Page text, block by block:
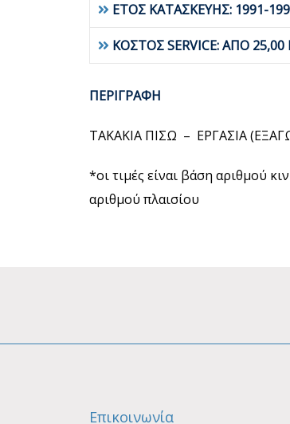
ΕΤΟΣ ΚΑΤΑΣΚΕΥΗΣ: 1991-
ΚΟΣΤΟΣ SERVICE: ΑΠΟ
ΠΕΡΙΓΡΑΦΗ
ΤΑΚΑΚΙΑ ΠΙΣΩ – ΕΡΓΑΣΙΑ
*οι τιμές είναι βάση αριθμού
αριθμού πλαισίου
Επικοινωνία